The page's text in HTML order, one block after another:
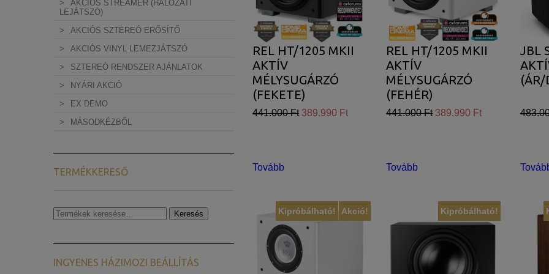
REL HT/1205 MKII
AKTÍV
MÉLYSUGÁRZÓ
(FEKETE)
441.000 Ft 389.990 Ft
Tovább
REL HT/1205 MKII
AKTÍV
MÉLYSUGÁRZÓ
(FEHÉR)
441.000 Ft 389.990 Ft
Tovább
JBL
(ÁR/
Akció!
Kipróbálható! Kipróbálható!
AKCIÓS STREAMER (HÁLÓZATI
LEJÁTSZÓ)
AKCIÓS SZTEREÓ ERŐSÍTŐ
AKCIÓS VINYL LEMEZJÁTSZÓ
SZTEREÓ RENDSZER AJÁNLATOK
NYÁRI AKCIÓ
EX DEMO
MÁSODKÉZBŐL
TERMÉKKERESŐ
Keresés
Keresés
INGYENES HÁZIMOZI BEÁLLÍTÁS